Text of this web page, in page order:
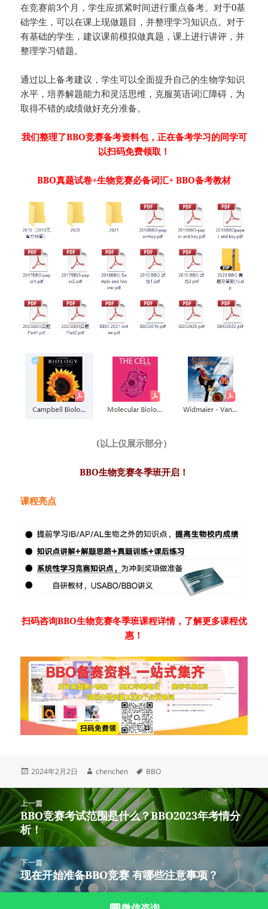
在竞赛前3个月，学生应抓紧时间进行重点备考。对于0基
础学生，可以在课上现做题目，并整理学习知识点。对于
有基础的学生，建议课前模拟做真题，课上进行讲评，并
整理学习错题。
通过以上备考建议，学生可以全面提升自己的生物学知识
水平，培养解题能力和灵活思维，克服英语词汇障碍，为
取得不错的成绩做好充分准备。
我们整理了BBO竞赛备考资料包，正在备考学习的同学可
以扫码免费领取！
BBO真题试卷+生物竞赛必备词汇+ BBO备考教材
(以上仅展示部分）
BBO生物竞赛冬季班开启！
课程亮点
扫码咨询BBO生物竞赛冬季班课程详情，了解更多课程优
惠！
发
2024年2月2日
作
chenchen
标
BBO
文
章
导
航
上一篇
上
篇
文
章：
BBO竞赛考试范围是什么？BBO2023年考情分
析！
下一篇
下
篇
现在开始准备BBO竞赛 有哪些注意事项？